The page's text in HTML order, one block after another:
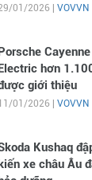
01/2026 | VOVVN
hơn
giới thiệu
01/2026 | VOVVN
Kushaq
xe châu Âu